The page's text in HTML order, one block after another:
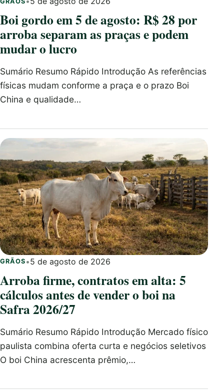
Boi gordo em 5 de agosto: R$ 28 por
arroba separam as praças e podem
mudar o lucro
Sumário Resumo Rápido Introdução As referências
físicas mudam conforme a praça e o prazo Boi
China e qualidade…
GRÃOS •5 de agosto de 2026
Arroba firme, contratos em alta: 5
cálculos antes de vender o boi na
Safra 2026/27
Sumário Resumo Rápido Introdução Mercado físico
paulista combina oferta curta e negócios seletivos
O boi China acrescenta prêmio,…